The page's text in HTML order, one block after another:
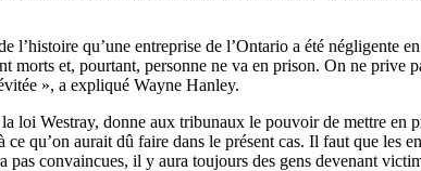
l’histoire qu’une entreprise de l’Ontario a été négligente en
morts et, pourtant, personne ne va en prison. On ne prive
», a expliqué Wayne Hanley.
la loi Westray, donne aux tribunaux le pouvoirde mettre en
ce qu’on aurait dû faire dans le présent cas. Il faut que les
pas convaincues, il y aura toujours des gens devenant